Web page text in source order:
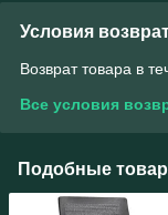
Условия
Возврат товара в
Все условия
Подобные